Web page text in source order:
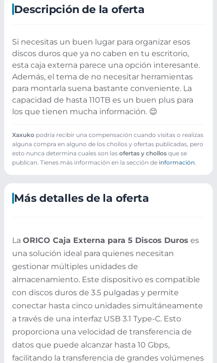
Descripción de la oferta
Si necesitas un buen lugar para organizar esos
discos duros que ya no caben en tu escritorio,
esta caja externa parece una opción interesante.
Además, el tema de no necesitar herramientas
para montarla suena bastante conveniente. La
capacidad de hasta 110TB es un buen plus para
los que tienen mucha información. 😌
Xaxuko podría recibir una compensación cuando visitas o realizas
alguna compra en alguno de los chollos y ofertas publicadas, pero
esto nunca determina cuales son las ofertas y chollos que se
publican. Tienes más información en la sección de información.
Más detalles de la oferta
La ORICO Caja Externa para 5 Discos Duros es
una solución ideal para quienes necesitan
gestionar múltiples unidades de
almacenamiento. Este dispositivo es compatible
con discos duros de 3.5 pulgadas y permite
conectar hasta cinco unidades simultáneamente
a través de una interfaz USB 3.1 Type-C. Esto
proporciona una velocidad de transferencia de
datos que puede alcanzar hasta 10 Gbps,
facilitando la transferencia de grandes volúmenes